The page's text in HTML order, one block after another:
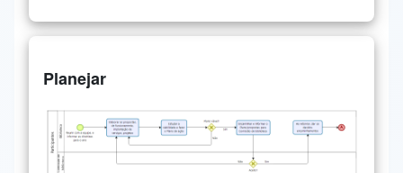
Planejar